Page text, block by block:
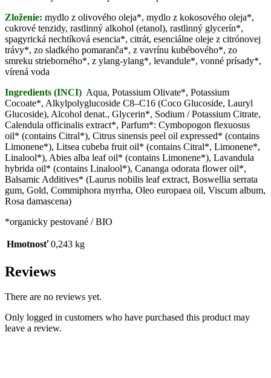
Zloženie: mydlo z olivového oleja*, mydlo z kokosového oleja*,
cukrové tenzidy, rastlinný alkohol (etanol), rastlinný glycerín*,
spagyrická nechtíková esencia*, citrát, esenciálne oleje z citrónovej
trávy*, zo sladkého pomaranča*, z vavrínu kubébového*, zo
smreku strieborného*, z ylang-ylang*, levandule*, vonné prísady*,
vírená voda
Ingredients (INCI) Aqua, Potassium Olivate*, Potassium
Cocoate*, Alkylpolyglucoside C8–C16 (Coco Glucoside, Lauryl
Glucoside), Alcohol denat., Glycerin*, Sodium / Potassium Citrate,
Calendula officinalis extract*, Parfum*: Cymbopogon flexuosus
oil* (contains Citral*), Citrus sinensis peel oil expressed* (contains
Limonene*), Litsea cubeba fruit oil* (contains Citral*, Limonene*,
Linalool*), Abies alba leaf oil* (contains Limonene*), Lavandula
hybrida oil* (contains Linalool*), Cananga odorata flower oil*,
Balsamic Additives* (Laurus nobilis leaf extract, Boswellia serrata
gum, Gold, Commiphora myrrha, Oleo europaea oil, Viscum album,
Rosa damascena)
*organicky pestované / BIO
Hmotnosť 0,243 kg
Reviews
There are no reviews yet.
Only logged in customers who have purchased this product may
leave a review.